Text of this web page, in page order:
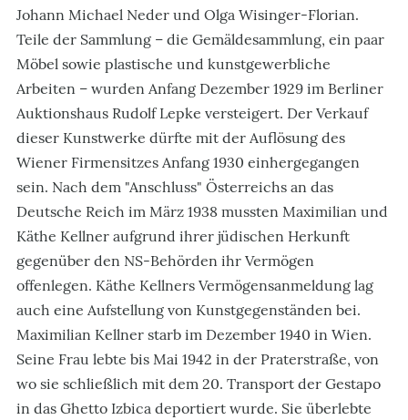
Johann Michael Neder und Olga Wisinger-Florian.
Teile der Sammlung – die Gemäldesammlung, ein paar
Möbel sowie plastische und kunstgewerbliche
Arbeiten – wurden Anfang Dezember 1929 im Berliner
Auktionshaus Rudolf Lepke versteigert. Der Verkauf
dieser Kunstwerke dürfte mit der Auflösung des
Wiener Firmensitzes Anfang 1930 einhergegangen
sein. Nach dem "Anschluss" Österreichs an das
Deutsche Reich im März 1938 mussten Maximilian und
Käthe Kellner aufgrund ihrer jüdischen Herkunft
gegenüber den NS-Behörden ihr Vermögen
offenlegen. Käthe Kellners Vermögensanmeldung lag
auch eine Aufstellung von Kunstgegenständen bei.
Maximilian Kellner starb im Dezember 1940 in Wien.
Seine Frau lebte bis Mai 1942 in der Praterstraße, von
wo sie schließlich mit dem 20. Transport der Gestapo
in das Ghetto Izbica deportiert wurde. Sie überlebte